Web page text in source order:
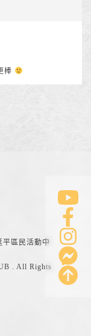
棒
區民活動中
. All Rights